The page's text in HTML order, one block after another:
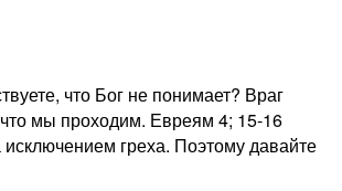
что Бог не понимает? Враг
мы проходим. Евреям 4; 15-16
греха. Поэтому давайте